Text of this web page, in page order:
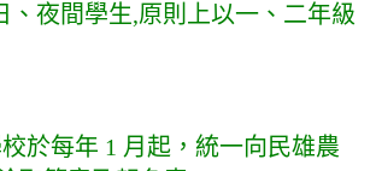
、夜間學生,原則上以一、二年級
於每年 1 月起，統一向民雄農